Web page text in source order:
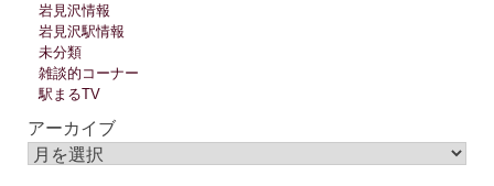
岩見沢情報
岩見沢駅情報
未分類
雑談的コーナー
駅まるTV
アーカイブ